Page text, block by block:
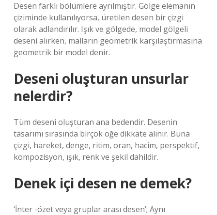
Desen farklı bölümlere ayrılmıştır. Gölge elemanın
çiziminde kullanılıyorsa, üretilen desen bir çizgi
olarak adlandırılır. Işık ve gölgede, model gölgeli
deseni alırken, malların geometrik karşılaştırmasına
geometrik bir model denir.
Deseni oluşturan unsurlar
nelerdir?
Tüm deseni oluşturan ana bedendir. Desenin
tasarımı sırasında birçok öğe dikkate alınır. Buna
çizgi, hareket, denge, ritim, oran, hacim, perspektif,
kompozisyon, ışık, renk ve şekil dahildir.
Denek içi desen ne demek?
‘İnter -özet veya gruplar arası desen’; Aynı